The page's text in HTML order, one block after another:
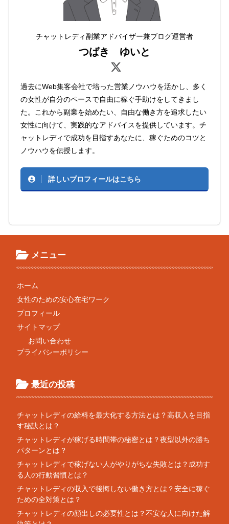
チャットレディ副業アドバイザー兼ブログ運営者
つばき ゆいと
過去にWeb集客会社で培った営業ノウハウを活かし、多く
の女性が自分のペースで自由に稼ぐ手助けをしてきまし
た。これから副業を始めたい、自由な働き方を追求したい
女性に向けて、実践的なアドバイスを提供しています。チ
ャットレディで成功を目指すあなたに、稼ぐためのコツと
ノウハウを伝授します。
詳しいプロフィールはこちら
メニュー
ホーム
女性のための安心在宅ワーク
プロフィール
サイトマップ
お問い合わせ
プライバシーポリシー
最近の投稿
チャットレディの給料を最大化する方法とは？高収入を目指
す秘訣とは？
チャットレディが稼げる時間帯の秘密とは？夜型以外の勝ち
パターンとは？
チャットレディで稼げない人がやりがちな失敗とは？成功す
る人の行動習慣とは？
チャットレディの収入で後悔しない働き方とは？安全に稼ぐ
ための全対策とは？
チャットレディの顔出しの必要性とは？不安な人に向けた解